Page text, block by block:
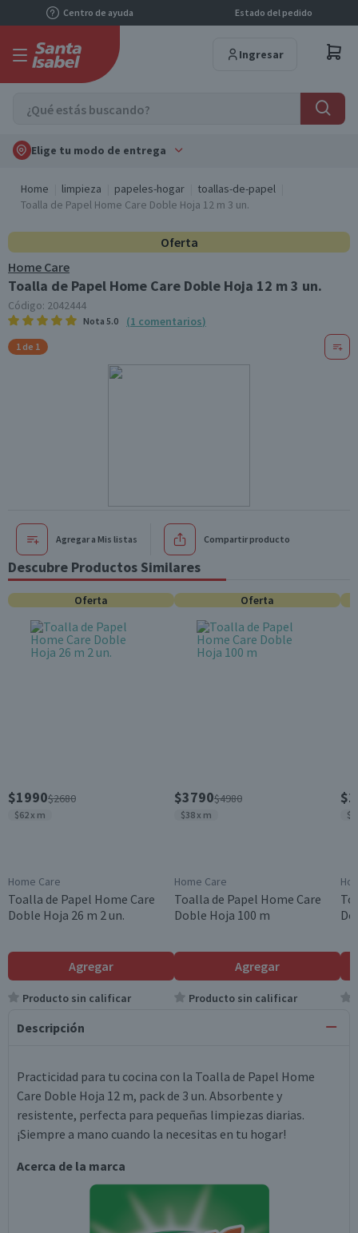
Centro de ayuda Estado del pedido
Ingresar
Elige tu modo de entrega
Home limpieza papeles-hogar
toallas-de-papel
Toalla de Papel Home Care Doble Hoja 12 m 3 un.
Oferta
Home Care
Toalla de Papel Home Care Doble Hoja 12 m 3 un.
Código: 2042444
Nota 5.0 (1 comentarios)
1 de 1
Agregar a Mis listas Compartir producto
Descubre Productos Similares
Oferta
$1990$2680
$62 x m
Home Care
Toalla de Papel Home Care
Doble Hoja 26 m 2 un.
Agregar
Producto sin calificar
Oferta
$3790$4980
$38 x m
Home Care
Toalla de Papel Home Care
Doble Hoja 100 m
Agregar
Producto sin calificar
Descripción
Practicidad para tu cocina con la Toalla de Papel Home
Care Doble Hoja 12 m, pack de 3 un. Absorbente y
resistente, perfecta para pequeñas limpiezas diarias.
¡Siempre a mano cuando la necesitas en tu hogar!
Acerca de la marca